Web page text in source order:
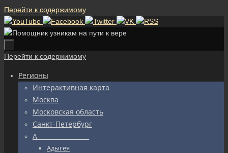
Перейти к содержимому
Перейти к содержимому
Регионы
Интерактивная карта
Москва
Московская область
Санкт-Петербург
А_________________
Адыгея